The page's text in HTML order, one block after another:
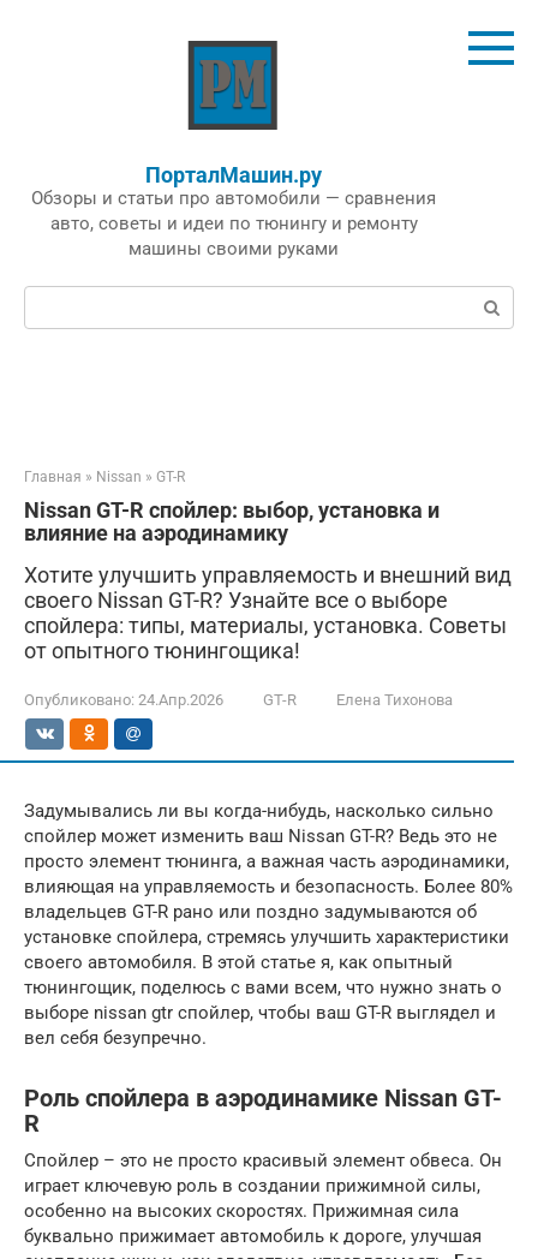
ПорталМашин.ру
Обзоры и статьи про автомобили — сравнения
авто, советы и идеи по тюнингу и ремонту
машины своими руками
Поиск:
Главная » Nissan » GT-R
Nissan GT-R спойлер: выбор, установка и
влияние на аэродинамику
Хотите улучшить управляемость и внешний вид
своего Nissan GT-R? Узнайте все о выборе
спойлера: типы, материалы, установка. Советы
от опытного тюнингощика!
Опубликовано: 24.Апр.2026 GT-R Елена Тихонова
Задумывались ли вы когда-нибудь, насколько сильно
спойлер может изменить ваш Nissan GT-R? Ведь это не
просто элемент тюнинга, а важная часть аэродинамики,
влияющая на управляемость и безопасность. Более 80%
владельцев GT-R рано или поздно задумываются об
установке спойлера, стремясь улучшить характеристики
своего автомобиля. В этой статье я, как опытный
тюнингощик, поделюсь с вами всем, что нужно знать о
выборе nissan gtr спойлер, чтобы ваш GT-R выглядел и
вел себя безупречно.
Роль спойлера в аэродинамике Nissan GT-
R
Спойлер – это не просто красивый элемент обвеса. Он
играет ключевую роль в создании прижимной силы,
особенно на высоких скоростях. Прижимная сила
буквально прижимает автомобиль к дороге, улучшая